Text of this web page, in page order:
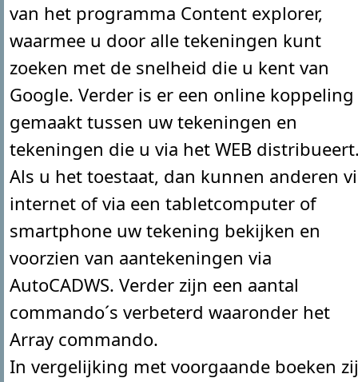
van het programma Content explorer,
waarmee u door alle tekeningen kunt
zoeken met de snelheid die u kent van
Google. Verder is er een online koppeling
gemaakt tussen uw tekeningen en
tekeningen die u via het WEB
Als u het toestaat, dan kunnen anderen
internet of via een tabletcomputer of
smartphone uw tekening bekijken en
voorzien van aantekeningen via
AutoCADWS. Verder zijn een aantal
commando´s verbeterd waaronder het
Array commando.
In vergelijking met voorgaande boeken